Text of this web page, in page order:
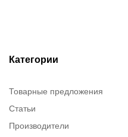
Категории
Товарные предложения
Статьи
Производители